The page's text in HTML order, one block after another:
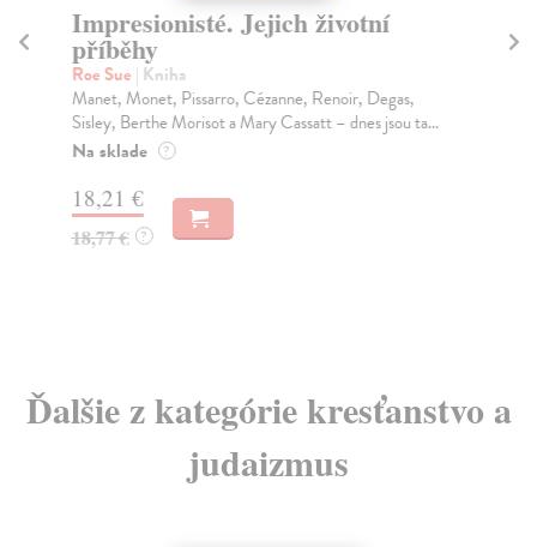
Impresionisté. Jejich životní
příběhy
Roe Sue | Kniha
Manet, Monet, Pissarro, Cézanne, Renoir, Degas,
Sisley, Berthe Morisot a Mary Cassatt – dnes jsou ta...
Na sklade ?
18,21 €
18,77 € ?
Ďalšie z kategórie kresťanstvo a
judaizmus